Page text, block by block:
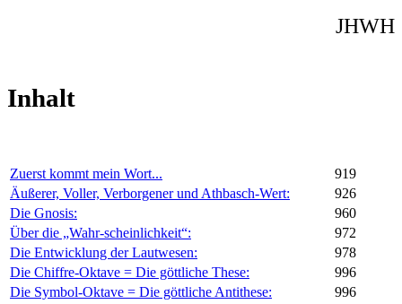
JHWH
Inhalt
Zuerst kommt mein Wort...
919
Äußerer, Voller, Verborgener und Athbasch-Wert:
926
Die Gnosis:
960
Über die „Wahr-scheinlichkeit“:
972
Die Entwicklung der Lautwesen:
978
Die Chiffre-Oktave = Die göttliche These:
996
Die Symbol-Oktave = Die göttliche Antithese:
996